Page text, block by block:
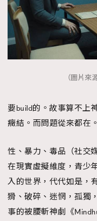
（圖片來
要build的。故事算不上
癥結。而問題從來都在。
性、暴力、毒品（社交
在現實虛擬維度，青少
入的世界，代代如是，
猾、破碎、迷惘，孤獨
事的被腰斬神劇《